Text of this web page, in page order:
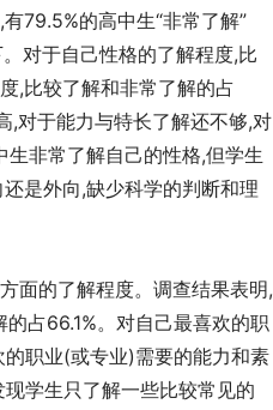
79.5%的高中生“非常了解”
对于自己性格的了解程度,比
,比较了解和非常了解的占
,对于能力与特长了解还不够,对
非常了解自己的性格,但学生
是外向,缺少科学的判断和理
面的了解程度。调查结果表明,
占66.1%。对自己最喜欢的职
职业(或专业)需要的能力和素
学生只了解一些比较常见的